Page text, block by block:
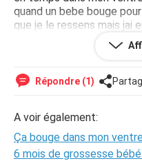
quand un bebe bouge
que je le ressens mais jai
je me pose des
vont me repondre merci
Répondre (1)
A voir également:
Ça bouge dans mon
6 mois de grossesse